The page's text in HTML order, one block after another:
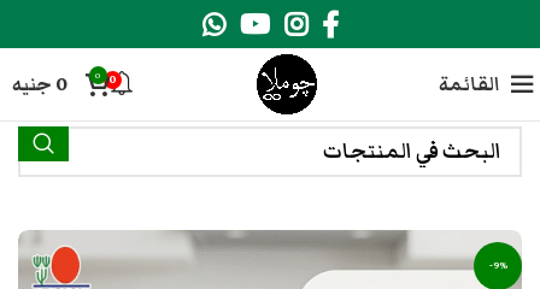
القائمة 0
0
0 جنيه
-9%